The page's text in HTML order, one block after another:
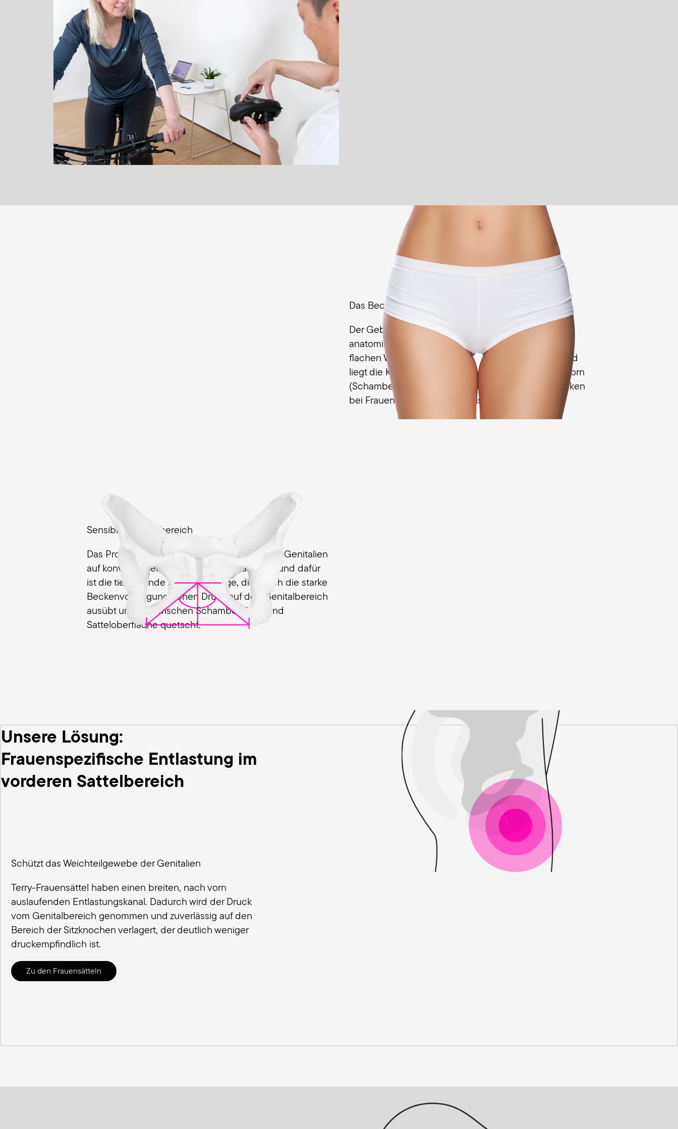
Die weibliche Anatomie
Neben den äußerlichen Merkmalen im Sitzbereich
unterscheidet sich auch die weibliche Beckenform von der
Das Becken von Frauen
Der Geburtskanal des weiblichen Beckens bedingt
anatomisch, dass die Schambeinbögen in einem
flachen Winkel zueinander stehen. Aus diesem Grund
liegt die Knorpelverbindung beider Beckenhälften vorn
(Schambeinfuge) sehr tief. Außerdem kippt das Becken
bei Frauen weiter nach vorn als bei Männern.
Sensibler Genitalbereich
Das Problem: Bei Frauen werden die äußeren Genitalien
auf konventionellen Sätteln stark belastet. Grund dafür
ist die tiefliegende Schambeinfuge, die durch die starke
Beckenvorneigung hohen Druck auf den Genitalbereich
ausübt und ihn zwischen Schambeinfuge und
Satteloberfläche quetscht.
Unsere Lösung:
Frauenspezifische Entlastung im
vorderen Sattelbereich
Schützt das Weichteilgewebe der Genitalien
Terry-Frauensättel haben einen breiten, nach vorn
auslaufenden Entlastungskanal. Dadurch wird der Druck
vom Genitalbereich genommen und zuverlässig auf den
Bereich der Sitzknochen verlagert, der deutlich weniger
druckempfindlich ist.
Zu den Frauensätteln